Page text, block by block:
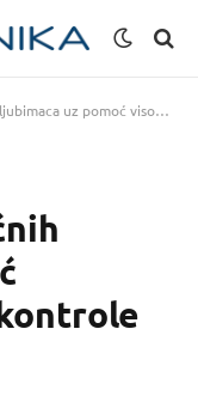
visokotehnološke kontrole zgrada